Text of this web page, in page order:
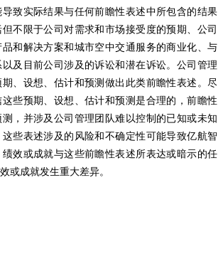
致实际结果与任何前瞻性表述中所包含的结果
不限于公司对需求和市场接受度的预期、公司
和解决方案和城市空中交通服务的商业化、与
及目前公司涉及的诉讼和潜在诉讼。公司管理
、设想、估计和预测做出此类前瞻性表述。尽
些预期、设想、估计和预测是合理的，前瞻性
，并涉及公司管理团队难以控制的已知或未知
些表述涉及的风险和不确定性可能导致亿航智
效或成就与这些前瞻性表述所表达或暗示的任
或成就发生重大差异。